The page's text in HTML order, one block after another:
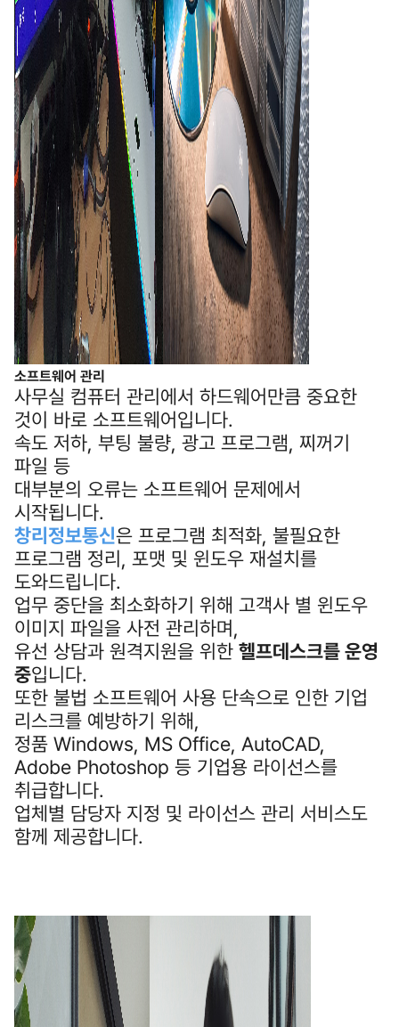
소프트웨어 관리
사무실 컴퓨터 관리에서 하드웨어만큼 중요한
것이 바로 소프트웨어입니다.
속도 저하, 부팅 불량, 광고 프로그램, 찌꺼기
파일 등
대부분의 오류는 소프트웨어 문제에서
시작됩니다.
창리정보통신은 프로그램 최적화, 불필요한
프로그램 정리, 포맷 및 윈도우 재설치를
도와드립니다.
업무 중단을 최소화하기 위해 고객사 별 윈도우
이미지 파일을 사전 관리하며,
유선 상담과 원격지원을 위한 헬프데스크를 운영
중입니다.
또한 불법 소프트웨어 사용 단속으로 인한 기업
리스크를 예방하기 위해,
정품 Windows, MS Office, AutoCAD,
Adobe Photoshop 등 기업용 라이선스를
취급합니다.
업체별 담당자 지정 및 라이선스 관리 서비스도
함께 제공합니다.